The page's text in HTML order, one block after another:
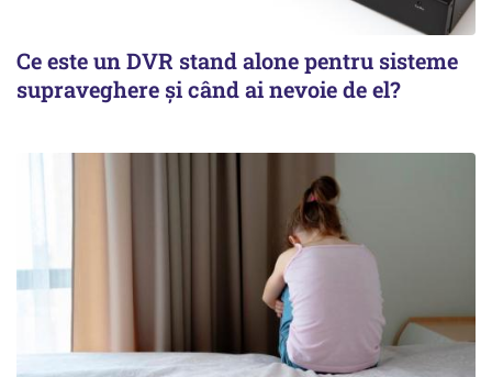
Ce este un DVR stand alone pentru sisteme
supraveghere și când ai nevoie de el?